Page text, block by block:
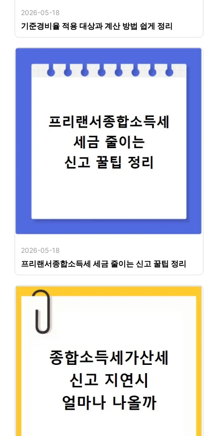
2026-05-18
기준경비율 적용 대상과 계산 방법 쉽게 정리
2026-05-18
프리랜서종합소득세 세금 줄이는 신고 꿀팁 정리